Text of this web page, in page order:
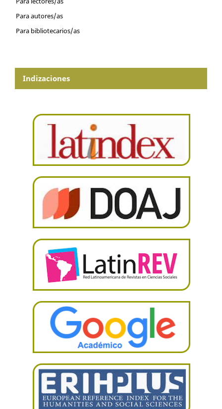
Para autores/as
Para bibliotecarios/as
Indizaciones